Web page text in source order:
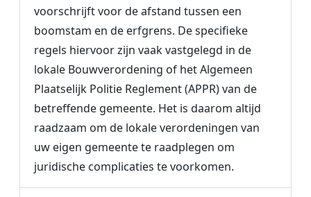
voorschrijft voor de afstand tussen een
boomstam en de erfgrens. De specifieke
regels hiervoor zijn vaak vastgelegd in de
lokale Bouwverordening of het Algemeen
Plaatselijk Politie Reglement (APPR) van de
betreffende gemeente. Het is daarom altijd
raadzaam om de lokale verordeningen van
uw eigen gemeente te raadplegen om
juridische complicaties te voorkomen.